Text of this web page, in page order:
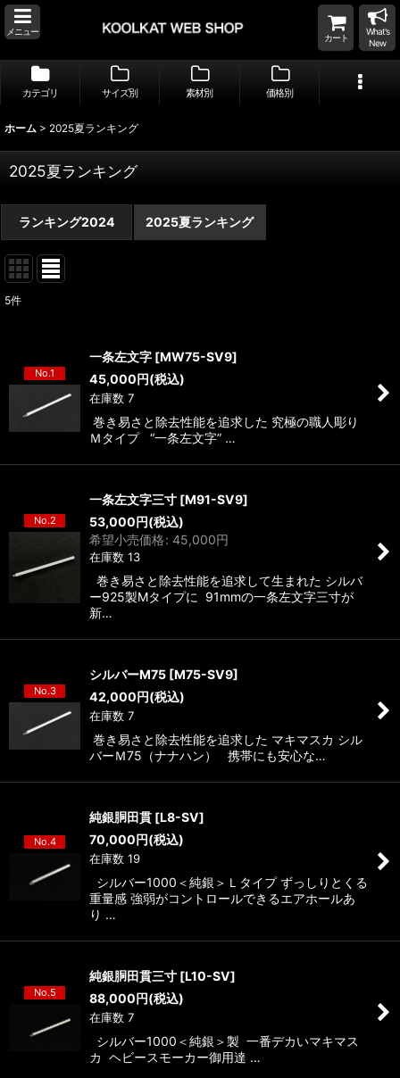
メニュー
カート
What's
New
カテゴリ サイズ別 素材別 価格別
ホーム > 2025夏ランキング
2025夏ランキング
ランキング2024 2025夏ランキング
5件
No.1
一条左文字 [MW75-SV9]
45,000円(税込)
在庫数 7
巻き易さと除去性能を追求した 究極の職人彫り
Ｍタイプ “一条左文字” …
No.2
一条左文字三寸 [M91-SV9]
53,000円(税込)
希望小売価格: 45,000円
在庫数 13
巻き易さと除去性能を追求して生まれた シルバ
ー925製Mタイプに 91mmの一条左文字三寸が
新…
No.3
シルバーM75 [M75-SV9]
42,000円(税込)
在庫数 7
巻き易さと除去性能を追求した マキマスカ シル
バーＭ75（ナナハン） 携帯にも安心な…
No.4
純銀胴田貫 [L8-SV]
70,000円(税込)
在庫数 19
シルバー1000＜純銀＞Ｌタイプ ずっしりとくる
重量感 強弱がコントロールできるエアホールあ
り …
No.5
純銀胴田貫三寸 [L10-SV]
88,000円(税込)
在庫数 7
シルバー1000＜純銀＞製 一番デカいマキマス
カ ヘビースモーカー御用達 …